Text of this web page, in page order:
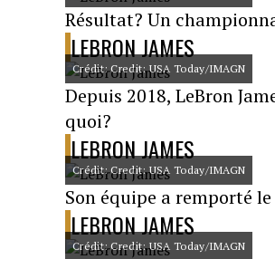
Résultat? Un
LEBRON JAMES
Crédit: Credit: USA Today/IMAGN
Depuis 2018, LeBron
quoi?
LEBRON JAMES
Crédit: Credit: USA Today/IMAGN
Son équipe a remporté
LEBRON JAMES
Crédit: Credit: USA Today/IMAGN